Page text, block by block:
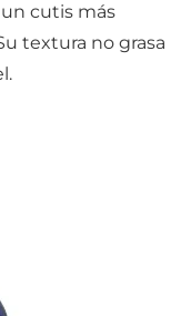
cutis más
textura no grasa